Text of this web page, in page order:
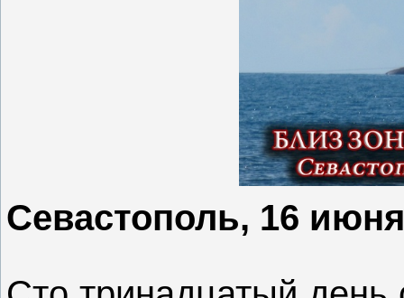
Севастополь, 16 июня